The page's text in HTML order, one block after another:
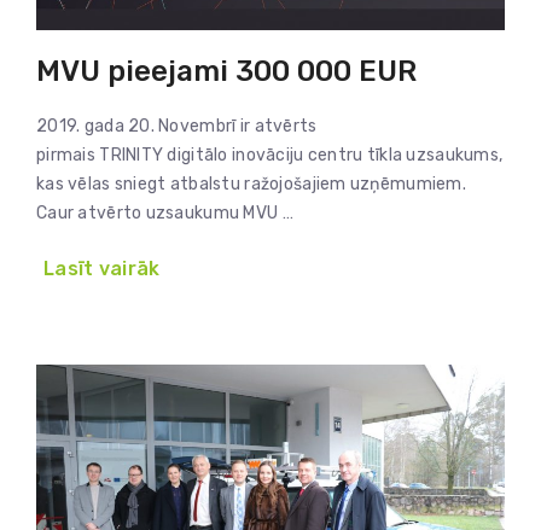
MVU pieejami 300 000 EUR
2019. gada 20. Novembrī ir atvērts
pirmais TRINITY digitālo inovāciju centru tīkla uzsaukums,
kas vēlas sniegt atbalstu ražojošajiem uzņēmumiem.
Caur atvērto uzsaukumu MVU …
Lasīt vairāk